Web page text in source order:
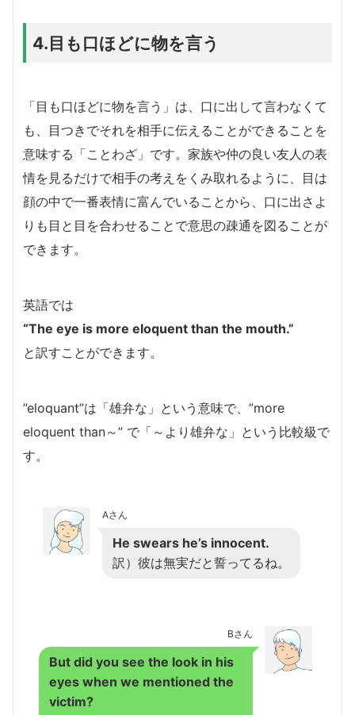
4.目も口ほどに物を言う
「目も口ほどに物を言う」は、口に出して言わなくて
も、目つきでそれを相手に伝えることができることを
意味する「ことわざ」です。家族や仲の良い友人の表
情を見るだけで相手の考えをくみ取れるように、目は
顔の中で一番表情に富んでいることから、口に出さよ
りも目と目を合わせることで意思の疎通を図ることが
できます。
英語では
“The eye is more eloquent than the mouth.”
と訳すことができます。
”eloquant”は「雄弁な」という意味で、”more
eloquent than～” で「～より雄弁な」という比較級で
す。
Aさん
He swears he’s innocent.
訳）彼は無実だと誓ってるね。
Bさん
But did you see the look in his
eyes when we mentioned the
victim?